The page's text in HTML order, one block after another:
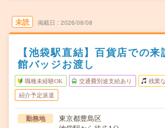
未読 掲載日 2026/08/08
【池袋駅直結】百貨店での
館バッジお渡し
職種未経験OK 交通費別途支給あり 残業な
紹介予定派遣
勤務地
東京都豊島区